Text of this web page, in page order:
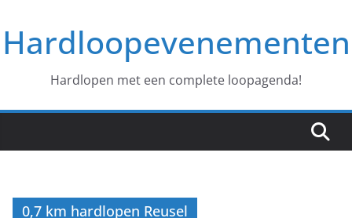
naar
deHardloopevenementen
Hardlopen met een complete loopagenda!
0,7 km hardlopen Reusel